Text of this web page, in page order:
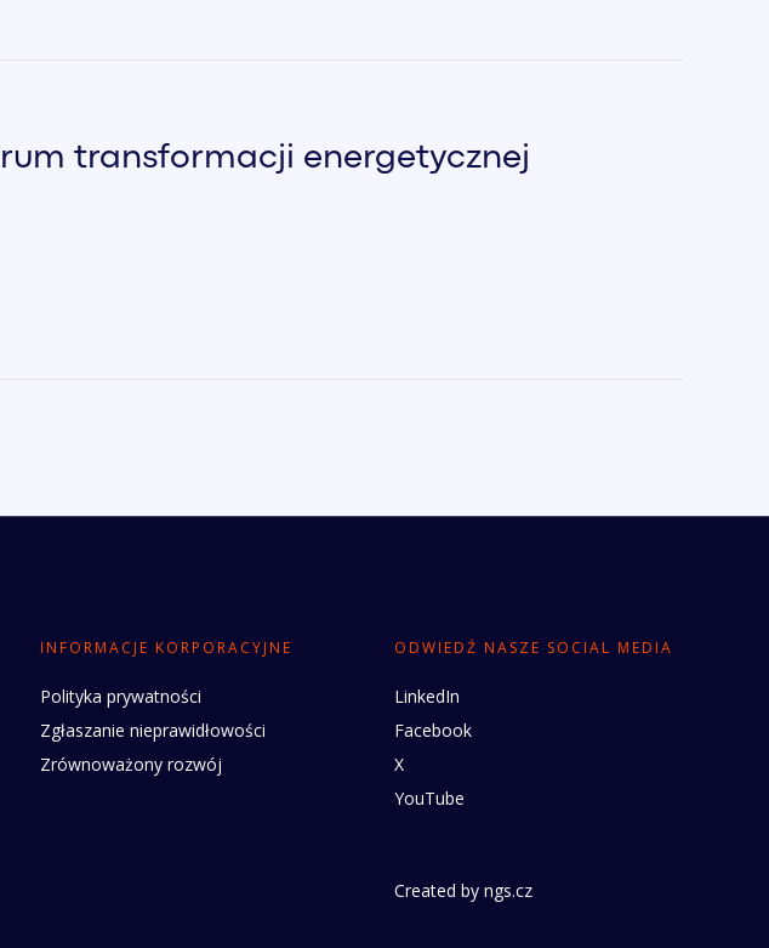
transformacji energetycznej
INFORMACJE KORPORACYJNE
Polityka prywatności
Zgłaszanie nieprawidłowości
Zrównoważony rozwój
ODWIEDŹ NASZE SOCIAL MEDIA
LinkedIn
Facebook
X
YouTube
Created by ngs.cz